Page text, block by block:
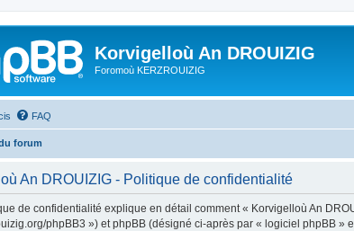
Korvigelloù An DROUIZIG
Foromoù KERZROUIZIG
FAQ
forum
An DROUIZIG - Politique de confidentialité
de confidentialité explique en détail comment « Korvigelloù An
phpBB3 ») et phpBB (désigné ci-après par « logiciel phpBB